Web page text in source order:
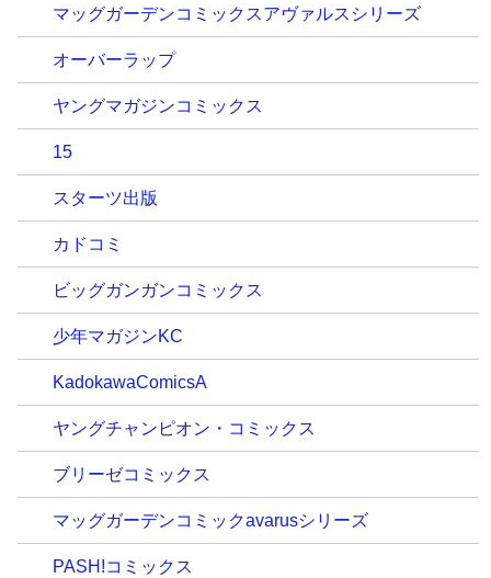
マッグガーデンコミックスアヴァルスシリーズ
オーバーラップ
ヤングマガジンコミックス
15
スターツ出版
カドコミ
ビッグガンガンコミックス
少年マガジンKC
KadokawaComicsA
ヤングチャンピオン・コミックス
ブリーゼコミックス
マッグガーデンコミックavarusシリーズ
PASH!コミックス